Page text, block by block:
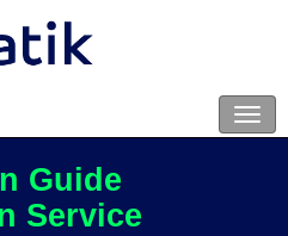
Guide
Service